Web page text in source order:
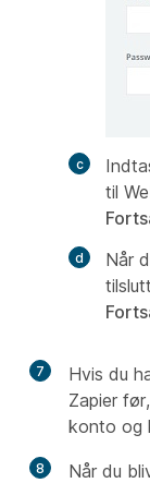
til
Når
7
Hvis du
Zapier
konto og
8
Når du